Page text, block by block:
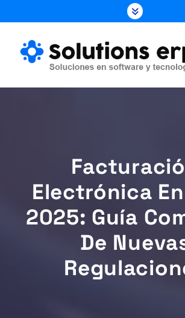
k
c
Electrónica
2025: Guía
De